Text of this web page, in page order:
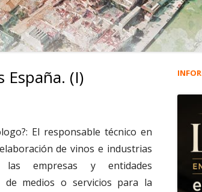
España. (I)
El responsable técnico en
de vinos e industrias
empresas y entidades
de medios o servicios para la